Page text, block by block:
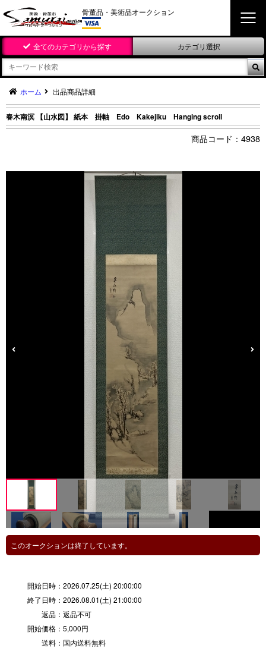
骨董品・美術品オークション
全てのカテゴリから探す カテゴリ選択

ホーム 出品商品詳細
春木南溟 【山水図】 紙本 掛軸 Edo Kakejiku Hanging scroll
4938
このオークションは終了しています。
開始日時： 2026.07.25(土) 20:00:00
終了日時： 2026.08.01(土) 21:00:00
返品： 返品不可
開始価格： 5,000円
送料： 国内送料無料